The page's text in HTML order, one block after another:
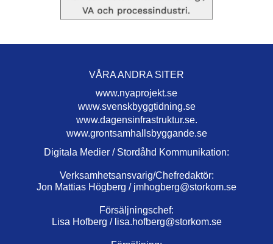
VÅRA ANDRA SITER
www.nyaprojekt.se
www.svenskbyggtidning.se
www.dagensinfrastruktur.se.
www.grontsamhallsbyggande.se
Digitala Medier / Stordåhd Kommunikation:
Verksamhetsansvarig/Chefredaktör:
Jon Mattias Högberg / jmhogberg@storkom.se
Försäljningschef:
Lisa Hofberg / lisa.hofberg@storkom.se